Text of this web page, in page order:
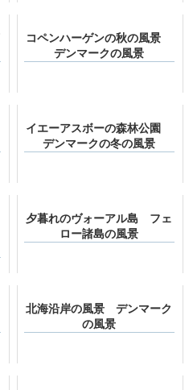
コペンハーゲンの秋の風景
デンマークの風景
イエーアスボーの森林公園
デンマークの冬の風景
夕暮れのヴォーアル島 フェ
ロー諸島の風景
北海沿岸の風景 デンマーク
の風景